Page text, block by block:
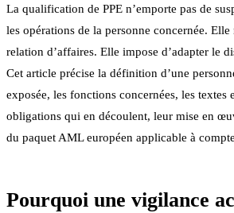
La qualification de PPE n’emporte pas de
les opérations de la personne concernée. Elle
relation d’affaires. Elle impose d’adapter le
Cet article précise la définition d’une
exposée, les fonctions concernées, les textes
obligations qui en découlent, leur mise en
du paquet AML européen applicable à
Pourquoi une vigilance